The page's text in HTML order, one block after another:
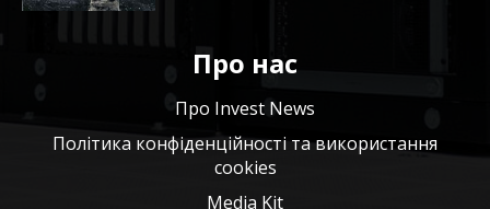
Про нас
Про Invest News
Політика конфіденційності та використання
cookies
Media Kit